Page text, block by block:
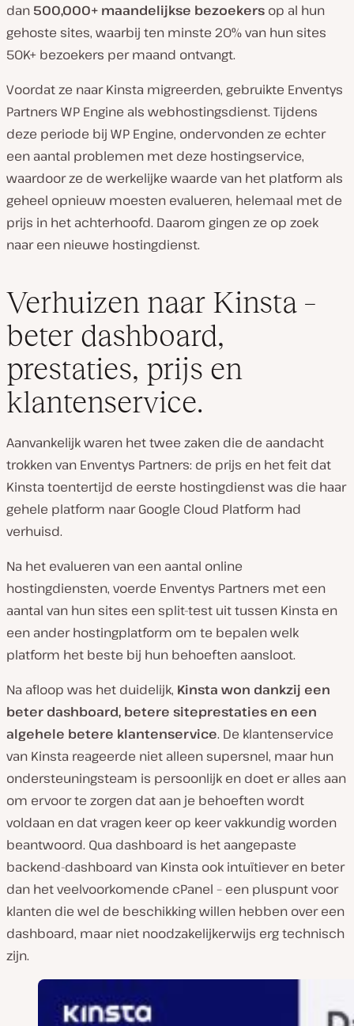
dan 500,000+ maandelijkse bezoekers op al hun
gehoste sites, waarbij ten minste 20% van hun sites
50K+ bezoekers per maand ontvangt.
Voordat ze naar Kinsta migreerden, gebruikte Enventys
Partners WP Engine als webhostingsdienst. Tijdens
deze periode bij WP Engine, ondervonden ze echter
een aantal problemen met deze hostingservice,
waardoor ze de werkelijke waarde van het platform als
geheel opnieuw moesten evalueren, helemaal met de
prijs in het achterhoofd. Daarom gingen ze op zoek
naar een nieuwe hostingdienst.
Verhuizen naar Kinsta –
beter dashboard,
prestaties, prijs en
klantenservice.
Aanvankelijk waren het twee zaken die de aandacht
trokken van Enventys Partners: de prijs en het feit dat
Kinsta toentertijd de eerste hostingdienst was die haar
gehele platform naar Google Cloud Platform had
verhuisd.
Na het evalueren van een aantal online
hostingdiensten, voerde Enventys Partners met een
aantal van hun sites een split-test uit tussen Kinsta en
een ander hostingplatform om te bepalen welk
platform het beste bij hun behoeften aansloot.
Na afloop was het duidelijk, Kinsta won dankzij een
beter dashboard, betere siteprestaties en een
algehele betere klantenservice. De klantenservice
van Kinsta reageerde niet alleen supersnel, maar hun
ondersteuningsteam is persoonlijk en doet er alles aan
om ervoor te zorgen dat aan je behoeften wordt
voldaan en dat vragen keer op keer vakkundig worden
beantwoord. Qua dashboard is het aangepaste
backend-dashboard van Kinsta ook intuïtiever en beter
dan het veelvoorkomende cPanel – een pluspunt voor
klanten die wel de beschikking willen hebben over een
dashboard, maar niet noodzakelijkerwijs erg technisch
zijn.